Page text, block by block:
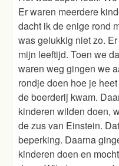
Er waren meerdere
dacht ik de enige rond
was gelukkig niet zo.
mijn leeftijd. Toen we
waren weg gingen we
rondje doen hoe je
de boerderij kwam.
kinderen wilden doen,
de zus van Einstein.
beperking. Daarna
kinderen doen en